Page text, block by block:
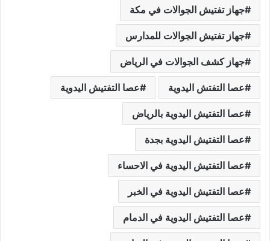
جهاز تفتيش الجوالات في مكة
جهاز تفتيش الجوالات للمدارس
جهاز كشف الجوالات في الرياض
عصا التفتش اليدوية عصا التفتيش اليدوية
عصا التفتيش اليدوية بالرياض
عصا التفتيش اليدوية بجدة
عصا التفتيش اليدوية في الاحساء
عصا التفتيش اليدوية في الخبر
عصا التفتيش اليدوية في الدمام